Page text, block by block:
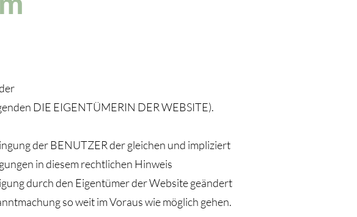
DIE EIGENTÜMERIN DER WEBSITE).
der BENUTZER der gleichen und impliziert
in diesem rechtlichen Hinweis
durch den Eigentümer der Website geändert
so weit im Voraus wie möglich gehen.